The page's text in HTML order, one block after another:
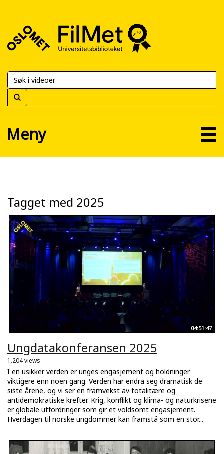
FilMet
Universitetsbiblioteket
Meny
Tagget med 2025
04:51:47
Ungdatakonferansen 2025
1.204 views
I en usikker verden er unges engasjement og holdninger
viktigere enn noen gang. Verden har endra seg dramatisk de
siste årene, og vi ser en framvekst av totalitære og
antidemokratiske krefter. Krig, konflikt og klima- og naturkrisene
er globale utfordringer som gir et voldsomt engasjement.
Hverdagen til norske ungdommer kan framstå som en stor...